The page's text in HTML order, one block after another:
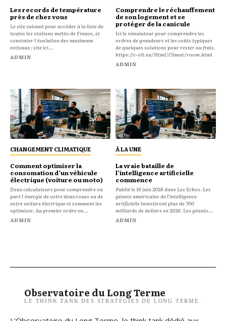
Les records de température
près de chez vous
Le site suivant pour accéder à la liste de
toutes les stations météo de France, et
constater l'évolution des maximum
estivaux : site ici...
ADMIN
Comprendre le réchauffement
de son logement et se
protéger de la canicule
Ici le simulateur pour comprendre les
ordres de grandeurs et les coûts typiques
de quelques solutions pour rester au frais.
https://c-olt.eu/Html/Climat/room.html
ADMIN
CHANGEMENT CLIMATIQUE
Comment optimiser la
consomation d’un véhicule
électrique (voiture ou moto)
Deux calculateurs pour comprendre où
part l'énergie de votre deux roues ou de
votre voiture électrique et comment les
optimiser. Au premier ordre en...
ADMIN
À LA UNE
La vraie bataille de
l’intelligence artificielle
commence
Publié le 16 juin 2026 dans Les Echos. Les
géants américains de l’intelligence
artificielle investiront plus de 700
milliards de dollars en 2026. Les géants...
ADMIN
Observatoire du Long Terme
LE THINK TANK DES STRATÉGIES DE LONG TERME.